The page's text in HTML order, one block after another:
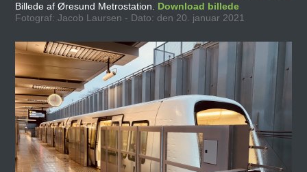
Billede af Øresund Metrostation. Download billede
Fotograf: Jacob Laursen - Dato: den 20. januar 2021